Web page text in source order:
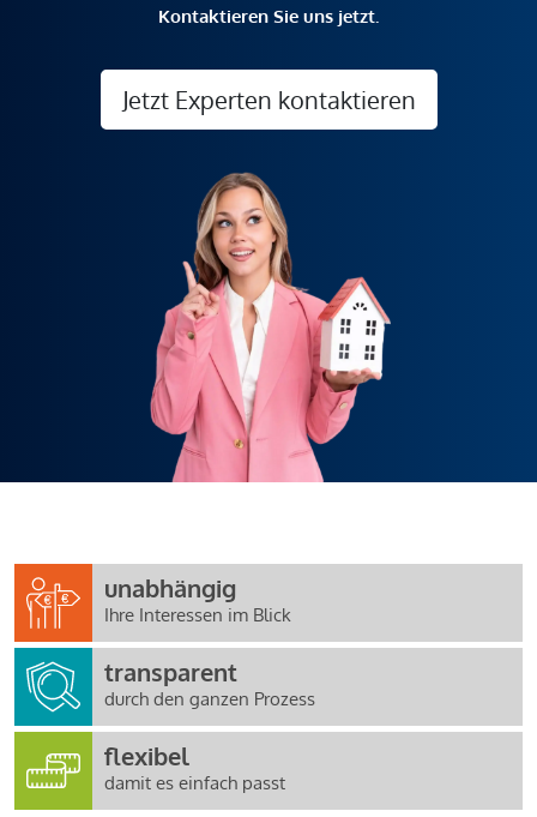
Kontaktieren Sie uns jetzt.
Jetzt Experten kontaktieren
unabhängig
Ihre Interessen im Blick
transparent
durch den ganzen Prozess
flexibel
damit es einfach passt